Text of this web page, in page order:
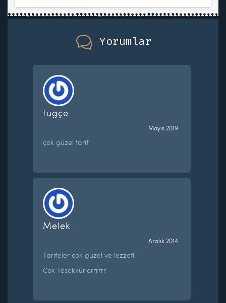
Yorumlar
tugçe
Mayıs 2019
çok güzel tarif
Melek
Aralık 2014
Tarifeler cok guzel ve lezzetli
Cok Tesekkurlerrrrrr